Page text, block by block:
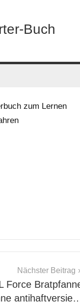
Buch
zum Lernen
Nächster Beitrag
Force